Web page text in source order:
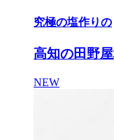
究極の塩作りの
高知の田野
NEW